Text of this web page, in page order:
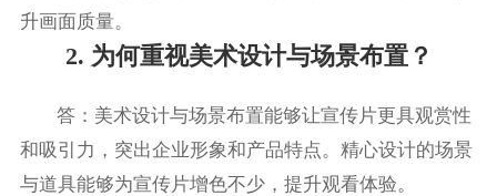
升画面质量。
2. 为何重视美术设计与场景布置？
答：美术设计与场景布置能够让宣传片更具观赏性
和吸引力，突出企业形象和产品特点。精心设计的场景
与道具能够为宣传片增色不少，提升观看体验。